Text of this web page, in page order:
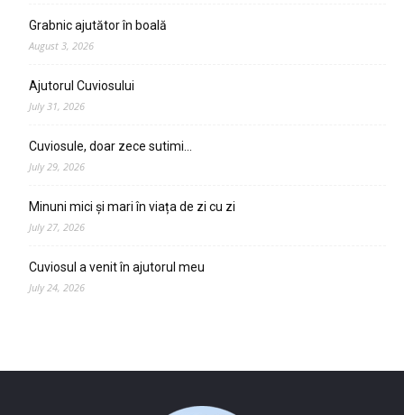
Grabnic ajutător în boală
August 3, 2026
Ajutorul Cuviosului
July 31, 2026
Cuviosule, doar zece sutimi…
July 29, 2026
Minuni mici și mari în viața de zi cu zi
July 27, 2026
Cuviosul a venit în ajutorul meu
July 24, 2026